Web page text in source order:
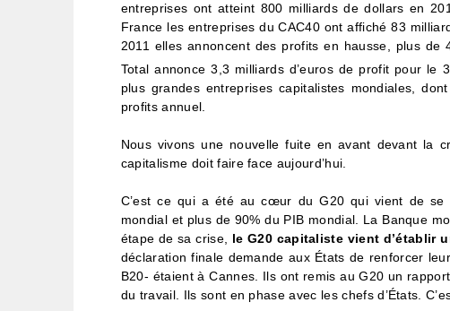
entreprises ont atteint 800 milliards de dollars en
France les entreprises du CAC40 ont affiché 83
2011 elles annoncent des profits en hausse, plus
Total annonce 3,3 milliards d’euros de profit pour le 3
plus grandes entreprises capitalistes mondiales,
profits annuel.
Nous vivons une nouvelle fuite en avant devant la
capitalisme doit faire face aujourd’hui.
C’est ce qui a été au cœur du G20 qui vient de se
mondial et plus de 90% du PIB mondial. La Banque
étape de sa crise, le G20 capitaliste vient d’établir
déclaration finale demande aux États de renforcer
B20- étaient à Cannes. Ils ont remis au G20 un
du travail. Ils sont en phase avec les chefs d’États.